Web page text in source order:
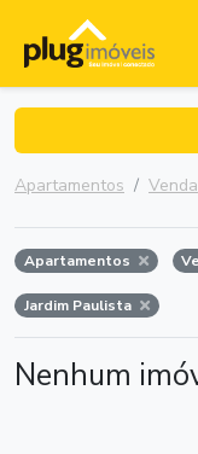
Apartamentos Venda
Apartamentos
Jardim Paulista
Nenhum